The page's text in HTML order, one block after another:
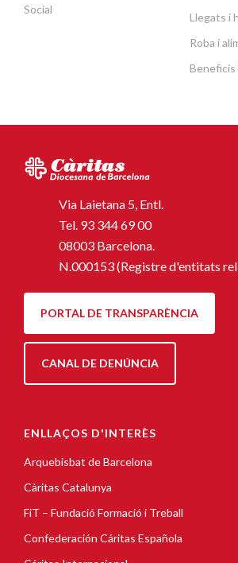
Social
Llegats i
Roba i
Beneficis
Via Laietana 5, Entl.
Tel. 93 344 69 00
08003 Barcelona.
N.000153 (Registre d'entitats
PORTAL DE TRANSPARÈNCIA
CANAL DE DENÚNCIA
ENLLAÇOS D'INTERÈS
Arquebisbat de Barcelona
Càritas Catalunya
FiT – Fundació Formació i Treball
Confederación Cáritas Española